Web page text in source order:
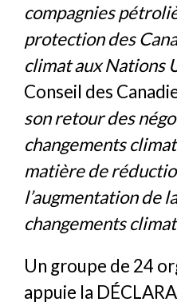
compagnies
protection des
climat aux Nations
Conseil des
son retour des
changements
matière de
l’augmentation de
changements
Un groupe de 24
appuie la